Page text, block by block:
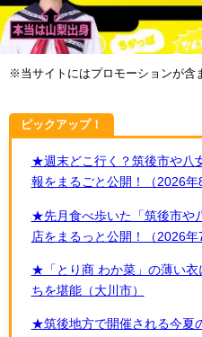
※当サイトにはプロモーションが含
ピックアップ！
★週末どこ行く？筑後市や八
報をまるごと公開！（2026年
★先月食べ歩いた「筑後市や
店をまるっと公開！（2026年
★「とり商 わか菜」の薄い衣
ちを堪能（大川市）
★筑後地方で開催される今夏